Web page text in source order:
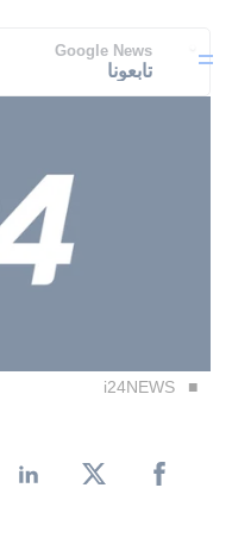
Google News
تابعونا
i24NEWS